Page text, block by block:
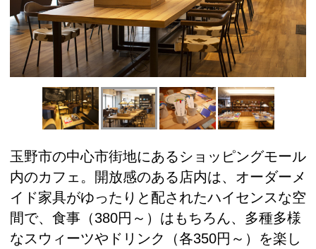
玉野市の中心市街地にあるショッピングモール
内のカフェ。開放感のある店内は、オーダーメ
イド家具がゆったりと配されたハイセンスな空
間で、食事（380円～）はもちろん、多種多様
なスウィーツやドリンク（各350円～）を楽し